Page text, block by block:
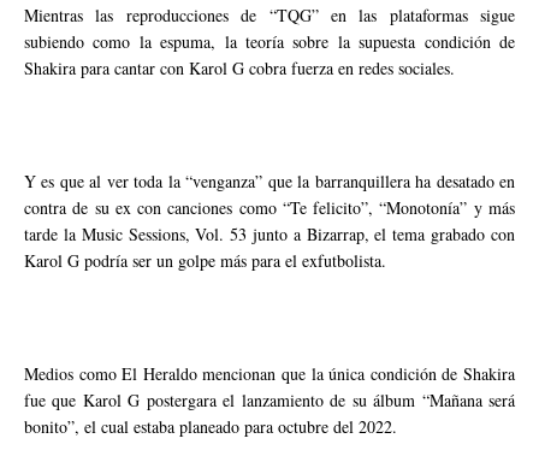
Mientras las reproducciones de “TQG” en las plataformas sigue
subiendo como la espuma, la teoría sobre la supuesta condición de
Shakira para cantar con Karol G cobra fuerza en redes sociales.
Y es que al ver toda la “venganza” que la barranquillera ha desatado en
contra de su ex con canciones como “Te felicito”, “Monotonía” y más
tarde la Music Sessions, Vol. 53 junto a Bizarrap, el tema grabado con
Karol G podría ser un golpe más para el exfutbolista.
Medios como El Heraldo mencionan que la única condición de Shakira
fue que Karol G postergara el lanzamiento de su álbum “Mañana será
bonito”, el cual estaba planeado para octubre del 2022.